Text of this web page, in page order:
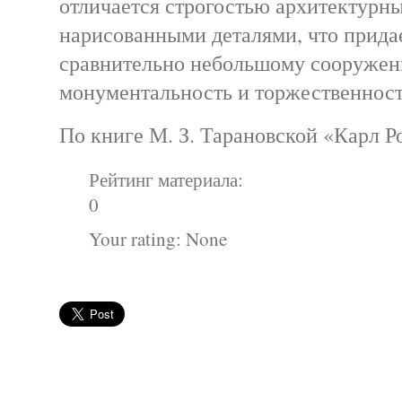
нарисованными деталями, что
сравнительно небольшому
монументальность и
По книге М. З. Тарановской «Карл
Рейтинг материала:
0
Your rating: None